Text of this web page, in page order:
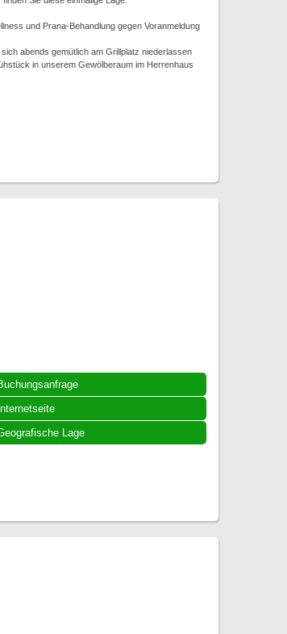
und Prana-Behandlung gegen Voranmeldung
abends gemütlich am Grillplatz niederlassen
in unserem Gewölberaum im Herrenhaus
Internetseite
Lage